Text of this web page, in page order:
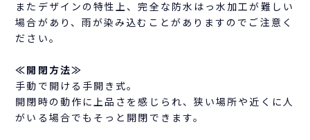
またデザインの特性上、完全な防水はっ水加工が難しい
場合があり、雨が染み込むことがありますのでご注意く
ださい。
≪開閉方法≫
手動で開ける手開き式。
開閉時の動作に上品さを感じられ、狭い場所や近くに人
がいる場合でもそっと開閉できます。